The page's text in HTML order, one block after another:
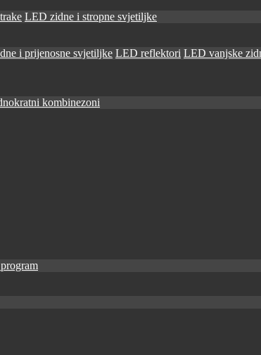
LED zidne i stropne svjetiljke
i prijenosne svjetiljke LED reflektori LED vanjske
kombinezoni